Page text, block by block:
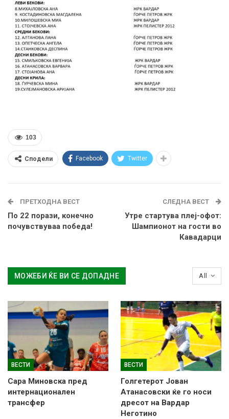
103
Сподели Facebook Twitter
ПРЕТХОДНА ВЕСТ
По 22 порази, конечно
почувствуваа победа!
СЛЕДНА ВЕСТ
Утре стартува плеј-офот:
Шампионот на гости во
Кавадарци
All
МОЖЕБИ ЌЕ ВИ СЕ ДОПАДНЕ
ВЕСТИ
Сара Миновска пред
интернационален
трансфер
ВЕСТИ
Голгетерот Јован
Атанасовски ќе го носи
дресот на Вардар
Неготино